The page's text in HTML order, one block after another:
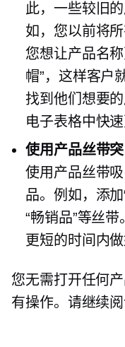
此，一些较旧
如，您以前将
您想让产品名
帽”，这样客户
找到他们想要
电子表格中快
使用产品丝带
使用产品丝带
品。例如，添加
“畅销品”等丝
更短的时间内做
您无需打开任何
有操作。请继续